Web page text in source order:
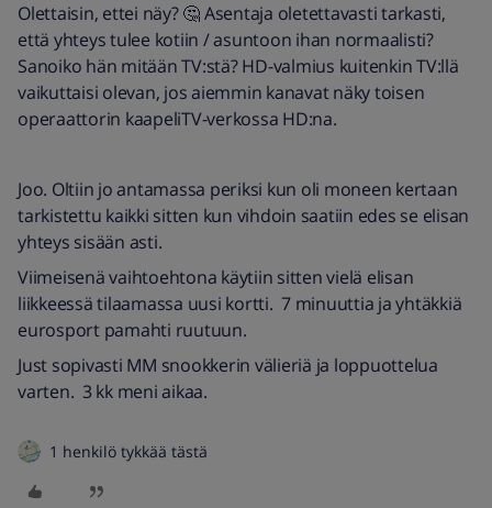
Olettaisin, ettei näy? 🤔 Asentaja oletettavasti tarkasti,
että yhteys tulee kotiin / asuntoon ihan normaalisti?
Sanoiko hän mitään TV:stä? HD-valmius kuitenkin TV:llä
vaikuttaisi olevan, jos aiemmin kanavat näky toisen
operaattorin kaapeliTV-verkossa HD:na.
Joo. Oltiin jo antamassa periksi kun oli moneen kertaan
tarkistettu kaikki sitten kun vihdoin saatiin edes se elisan
yhteys sisään asti.
Viimeisenä vaihtoehtona käytiin sitten vielä elisan
liikkeessä tilaamassa uusi kortti. 7 minuuttia ja yhtäkkiä
eurosport pamahti ruutuun.
Just sopivasti MM snookkerin välieriä ja loppuottelua
varten. 3 kk meni aikaa.
1 henkilö tykkää tästä